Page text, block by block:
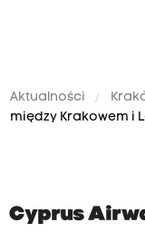
Aktualności
między Krakowem i
Cyprus